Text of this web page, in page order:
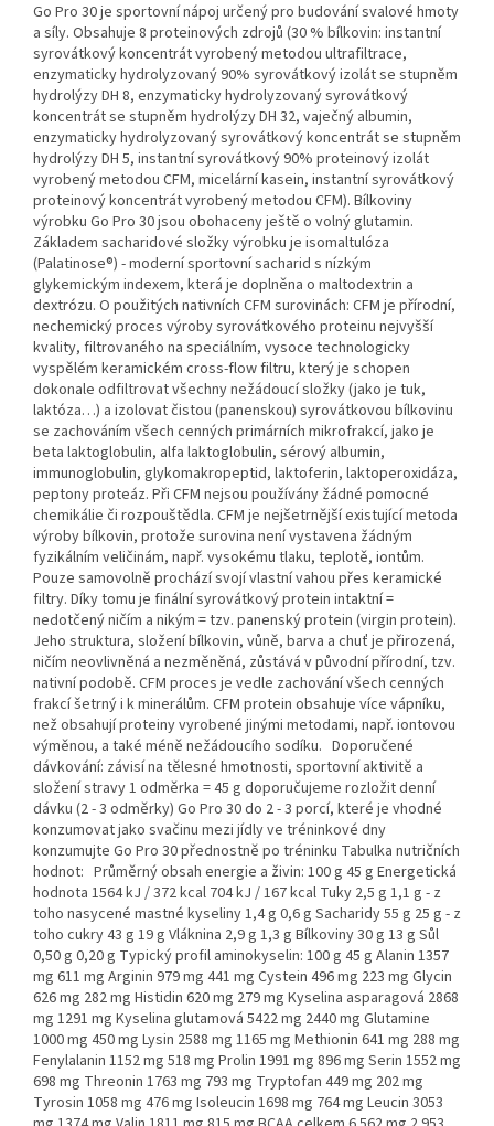
Go Pro 30 je sportovní nápoj určený pro budování svalové hmoty
a síly. Obsahuje 8 proteinových zdrojů (30 % bílkovin: instantní
syrovátkový koncentrát vyrobený metodou ultrafiltrace,
enzymaticky hydrolyzovaný 90% syrovátkový izolát se stupněm
hydrolýzy DH 8, enzymaticky hydrolyzovaný syrovátkový
koncentrát se stupněm hydrolýzy DH 32, vaječný albumin,
enzymaticky hydrolyzovaný syrovátkový koncentrát se stupněm
hydrolýzy DH 5, instantní syrovátkový 90% proteinový izolát
vyrobený metodou CFM, micelární kasein, instantní syrovátkový
proteinový koncentrát vyrobený metodou CFM). Bílkoviny
výrobku Go Pro 30 jsou obohaceny ještě o volný glutamin.
Základem sacharidové složky výrobku je isomaltulóza
(Palatinose®) - moderní sportovní sacharid s nízkým
glykemickým indexem, která je doplněna o maltodextrin a
dextrózu. O použitých nativních CFM surovinách: CFM je přírodní,
nechemický proces výroby syrovátkového proteinu nejvyšší
kvality, filtrovaného na speciálním, vysoce technologicky
vyspělém keramickém cross-flow filtru, který je schopen
dokonale odfiltrovat všechny nežádoucí složky (jako je tuk,
laktóza…) a izolovat čistou (panenskou) syrovátkovou bílkovinu
se zachováním všech cenných primárních mikrofrakcí, jako je
beta laktoglobulin, alfa laktoglobulin, sérový albumin,
immunoglobulin, glykomakropeptid, laktoferin, laktoperoxidáza,
peptony proteáz. Při CFM nejsou používány žádné pomocné
chemikálie či rozpouštědla. CFM je nejšetrnější existující metoda
výroby bílkovin, protože surovina není vystavena žádným
fyzikálním veličinám, např. vysokému tlaku, teplotě, iontům.
Pouze samovolně prochází svojí vlastní vahou přes keramické
filtry. Díky tomu je finální syrovátkový protein intaktní =
nedotčený ničím a nikým = tzv. panenský protein (virgin protein).
Jeho struktura, složení bílkovin, vůně, barva a chuť je přirozená,
ničím neovlivněná a nezměněná, zůstává v původní přírodní, tzv.
nativní podobě. CFM proces je vedle zachování všech cenných
frakcí šetrný i k minerálům. CFM protein obsahuje více vápníku,
než obsahují proteiny vyrobené jinými metodami, např. iontovou
výměnou, a také méně nežádoucího sodíku. Doporučené
dávkování: závisí na tělesné hmotnosti, sportovní aktivitě a
složení stravy 1 odměrka = 45 g doporučujeme rozložit denní
dávku (2 - 3 odměrky) Go Pro 30 do 2 - 3 porcí, které je vhodné
konzumovat jako svačinu mezi jídly ve tréninkové dny
konzumujte Go Pro 30 přednostně po tréninku Tabulka nutričních
hodnot: Průměrný obsah energie a živin: 100 g 45 g Energetická
hodnota 1564 kJ / 372 kcal 704 kJ / 167 kcal Tuky 2,5 g 1,1 g - z
toho nasycené mastné kyseliny 1,4 g 0,6 g Sacharidy 55 g 25 g - z
toho cukry 43 g 19 g Vláknina 2,9 g 1,3 g Bílkoviny 30 g 13 g Sůl
0,50 g 0,20 g Typický profil aminokyselin: 100 g 45 g Alanin 1357
mg 611 mg Arginin 979 mg 441 mg Cystein 496 mg 223 mg Glycin
626 mg 282 mg Histidin 620 mg 279 mg Kyselina asparagová 2868
mg 1291 mg Kyselina glutamová 5422 mg 2440 mg Glutamine
1000 mg 450 mg Lysin 2588 mg 1165 mg Methionin 641 mg 288 mg
Fenylalanin 1152 mg 518 mg Prolin 1991 mg 896 mg Serin 1552 mg
698 mg Threonin 1763 mg 793 mg Tryptofan 449 mg 202 mg
Tyrosin 1058 mg 476 mg Isoleucin 1698 mg 764 mg Leucin 3053